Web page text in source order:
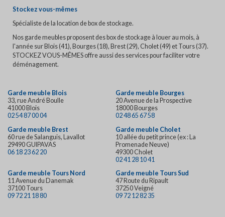
Stockez vous-mêmes
Spécialiste de la location de box de stockage.
Nos garde meubles proposent des box de stockage à louer au mois, à
l'année sur Blois (41), Bourges (18), Brest (29), Cholet (49) et Tours (37).
STOCKEZ VOUS-MÊMES offre aussi des services pour faciliter votre
déménagement.
Garde meuble Blois
33, rue André Boulle
41000 Blois
02 54 87 00 04
Garde meuble Bourges
20 Avenue de la Prospective
18000 Bourges
02 48 65 67 58
Garde meuble Brest
60 rue de Salanguis, Lavallot
29490 GUIPAVAS
06 18 23 62 20
Garde meuble Cholet
10 allée du petit prince (ex : La
Promenade Neuve)
49300 Cholet
02 41 28 10 41
Garde meuble Tours Nord
11 Avenue du Danemak
37100 Tours
09 72 21 18 80
Garde meuble Tours Sud
47 Route du Ripault
37250 Veigné
09 72 12 82 35